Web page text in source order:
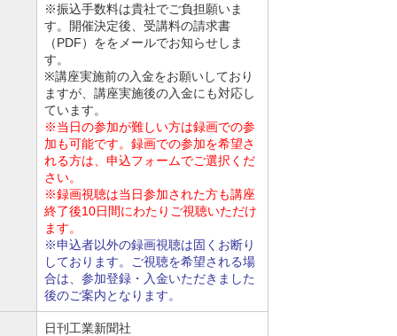
※振込手数料は貴社でご負担願いま
す。開催決定後、受講料の請求書
（PDF）ををメールでお知らせしま
す。
※講座実施前の入金をお願いしており
ますが、講座実施後の入金にも対応し
ています。
※当日の参加が難しい方は録画での参
加も可能です。録画での参加を希望さ
れる方は、申込フォームでご選択くだ
さい。
※録画視聴は当日参加された方も講座
終了後10日間にわたりご視聴いただけ
ます。
※申込者以外の録画視聴は固くお断り
しております。ご視聴を希望される場
合は、参加登録・入金いただきました
後のご案内となります。
日刊工業新聞社